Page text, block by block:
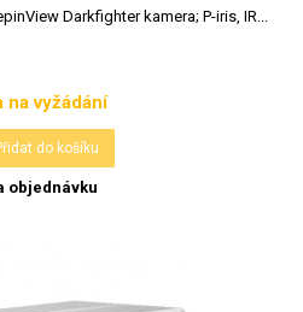
Darkfighter kamera; P-iris, IR...
Cena
na vyžádání
do košíku
objednávku